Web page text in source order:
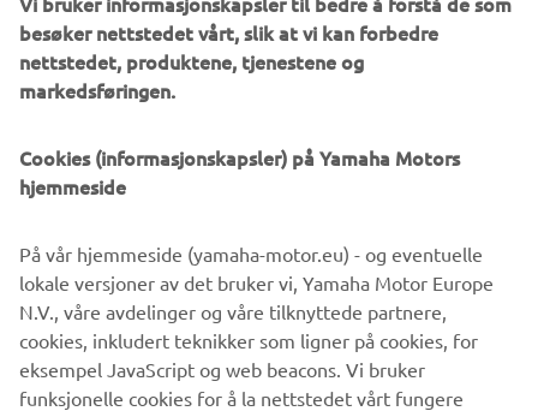
normal sportsbag eller bæres som ryggsekk.
*Koden er gyldig fra 1/11 til og med 12/11 og kan brukes
en gang per kunde. Koden gjelder ikke for salgsvarer og
originaltilbehør.
besøker nettstedet vårt, slik at vi kan forbedre
nettstedet, produktene, tjenestene og
markedsføringen.
Cookies (informasjonskapsler) på Yamaha Motors
hjemmeside
På vår hjemmeside (yamaha-motor.eu) - og eventuelle
lokale versjoner av det bruker vi, Yamaha Motor Europe
N.V., våre avdelinger og våre tilknyttede partnere,
cookies, inkludert teknikker som ligner på cookies, for
eksempel JavaScript og web beacons. Vi bruker
funksjonelle cookies for å la nettstedet vårt fungere